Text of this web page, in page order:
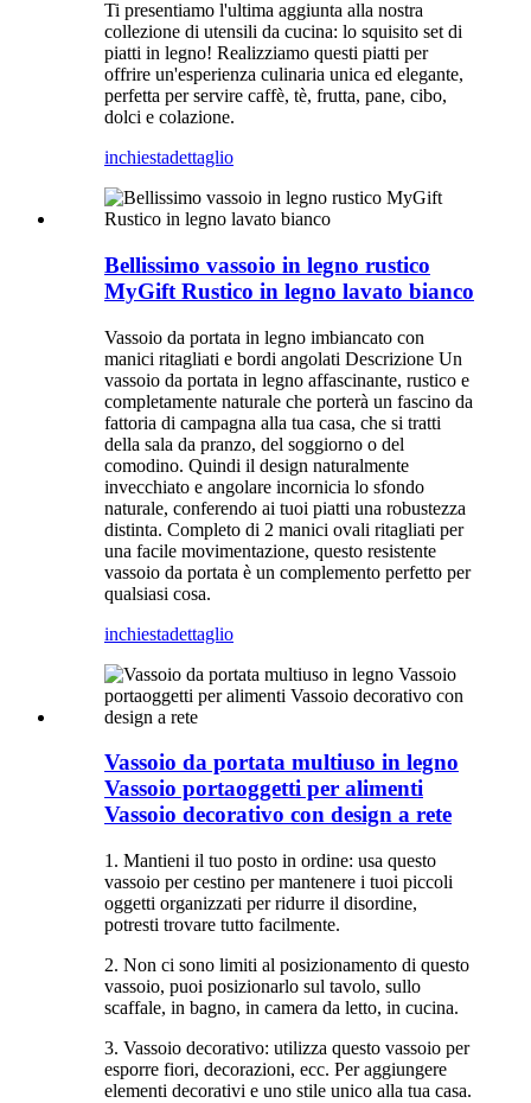
Ti presentiamo l'ultima aggiunta alla nostra
collezione di utensili da cucina: lo squisito set di
piatti in legno! Realizziamo questi piatti per
offrire un'esperienza culinaria unica ed elegante,
perfetta per servire caffè, tè, frutta, pane, cibo,
dolci e colazione.
inchiestadettaglio
Bellissimo vassoio in legno rustico
MyGift Rustico in legno lavato bianco
Vassoio da portata in legno imbiancato con
manici ritagliati e bordi angolati Descrizione Un
vassoio da portata in legno affascinante, rustico e
completamente naturale che porterà un fascino da
fattoria di campagna alla tua casa, che si tratti
della sala da pranzo, del soggiorno o del
comodino. Quindi il design naturalmente
invecchiato e angolare incornicia lo sfondo
naturale, conferendo ai tuoi piatti una robustezza
distinta. Completo di 2 manici ovali ritagliati per
una facile movimentazione, questo resistente
vassoio da portata è un complemento perfetto per
qualsiasi cosa.
inchiestadettaglio
Vassoio da portata multiuso in legno
Vassoio portaoggetti per alimenti
Vassoio decorativo con design a rete
1. Mantieni il tuo posto in ordine: usa questo
vassoio per cestino per mantenere i tuoi piccoli
oggetti organizzati per ridurre il disordine,
potresti trovare tutto facilmente.
2. Non ci sono limiti al posizionamento di questo
vassoio, puoi posizionarlo sul tavolo, sullo
scaffale, in bagno, in camera da letto, in cucina.
3. Vassoio decorativo: utilizza questo vassoio per
esporre fiori, decorazioni, ecc. Per aggiungere
elementi decorativi e uno stile unico alla tua casa.